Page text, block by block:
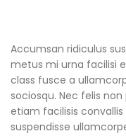
Accumsan ridiculus
metus mi urna facilisi
class fusce a
sociosqu. Nec felis
etiam facilisis
suspendisse